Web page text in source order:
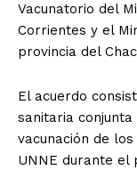
Vacunatorio del
Corrientes y el
provincia del
El acuerdo
sanitaria
vacunación de
UNNE durante el